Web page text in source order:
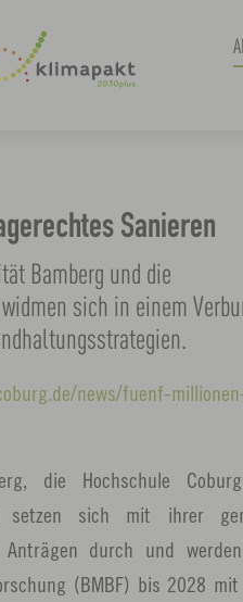
Sanieren
Bamberg und die
sich in einem
news/fuenf-
die Hochschule
setzen sich mit ihrer
Anträgen durch und
(BMBF) bis 2028